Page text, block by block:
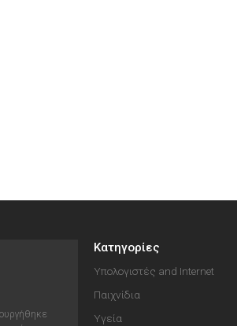
Κατηγορίες
Υπολογιστές and Internet
Παιχνίδια
Υγεία